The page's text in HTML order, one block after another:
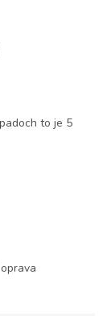
to je 5